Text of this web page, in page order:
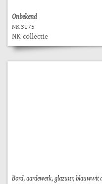
Onbekend
NK 3175
NK-collectie
Bord, aardewerk, glazuur, blauwwit